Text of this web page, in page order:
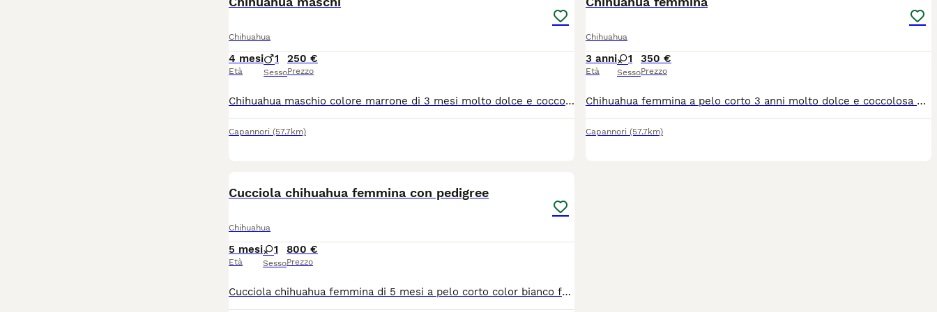
Chihuahua
4 mesi
Età
1
Sesso
250 €
Prezzo
Chihuahua maschio colore marrone di 3 mesi molto dolce e coccoloso con microchip al momento della consegna
Capannori (57.7km)
Chihuahua
3 anni
Età
1
Sesso
350 €
Prezzo
Chihuahua femmina a pelo corto 3 anni molto dolce e coccolosa munita di microchip e vaccini aggiornati
Capannori (57.7km)
Cucciola chihuahua femmina con pedigree
Chihuahua
5 mesi
Età
1
Sesso
800 €
Prezzo
Cucciola chihuahua femmina di 5 mesi a pelo corto color bianco fulvo, con pedigree, microchip e vaccini. Genitori di mia proprietà e visibili in provincia di Lodi